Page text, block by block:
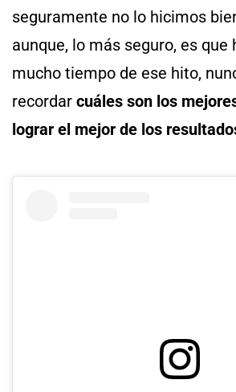
seguramente no lo hicimos
aunque, lo más seguro, es que
mucho tiempo de ese hito,
recordar cuáles son los
lograr el mejor de los